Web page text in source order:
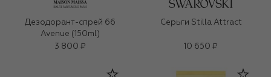
Дезодорант-спрей 66
Avenue (150ml)
3 800 ₽
Серьги Stilla Attract
10 650 ₽